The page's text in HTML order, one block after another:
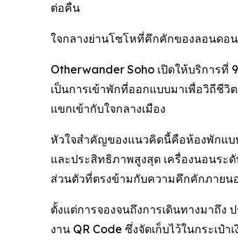
ต่อคืน
ใจกลางย่านโซโหที่คึกคักของลอนดอ
Otherwander Soho เปิดให้บริการที่
เป็นการเข้าพักที่ออกแบบมาเพื่อวิถีชีวิ
แขกเข้ากับใจกลางเมือง
หัวใจสำคัญของแนวคิดนี้คือห้องพักแบ
และประสิทธิภาพสูงสุด เครื่องนอนระ
ส่วนตัวที่ตรงข้ามกับความคึกคักภายน
ตั้งแต่การจองจนถึงการเดินทางมาถึ
งาน QR Code ซึ่งจัดเก็บไว้ในกระเ